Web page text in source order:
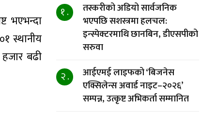
भएभन्दा
स्थानीय
बढी
१ .
तस्करीको अडियो सार्वजनिक
भएपछि सशस्त्रमा हलचल:
इन्स्पेक्टरमाथि छानबिन, डीएसपीको
सरुवा
२ .
आईएमई लाइफको ‘बिजनेस
एक्सिलेन्स अवार्ड नाइट–२०२६’
सम्पन्न, उत्कृष्ट अभिकर्ता सम्मानित